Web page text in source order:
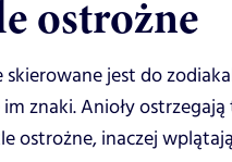
ostrożne
jest do
znaki. Anioły
ostrożne, inaczej